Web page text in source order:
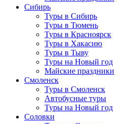
Сибирь
Туры в Сибирь
Туры в Тюмень
Туры в Красноярск
Туры в Хакасию
Туры в Тыву
Туры на Новый год
Майские праздники
Смоленск
Туры в Смоленск
Автобусные туры
Туры на Новый год
Соловки